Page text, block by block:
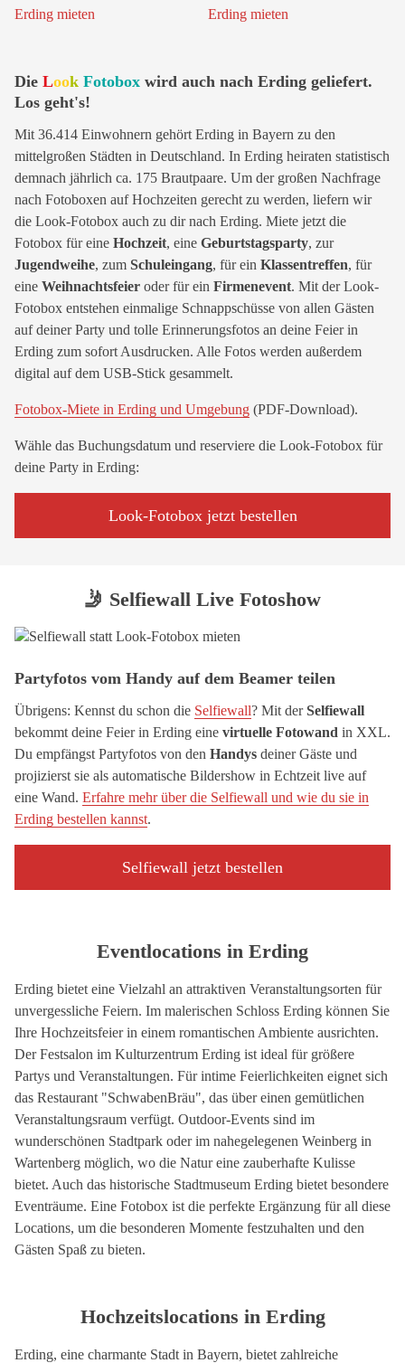
Die Look Fotobox wird auch nach Erding geliefert.
Los geht's!
Mit 36.414 Einwohnern gehört Erding in Bayern zu den
mittelgroßen Städten in Deutschland. In Erding heiraten statistisch
demnach jährlich ca. 175 Brautpaare. Um der großen Nachfrage
nach Fotoboxen auf Hochzeiten gerecht zu werden, liefern wir
die Look-Fotobox auch zu dir nach Erding. Miete jetzt die
Fotobox für eine Hochzeit, eine Geburtstagsparty, zur
Jugendweihe, zum Schuleingang, für ein Klassentreffen, für
eine Weihnachtsfeier oder für ein Firmenevent. Mit der Look-
Fotobox entstehen einmalige Schnappschüsse von allen Gästen
auf deiner Party und tolle Erinnerungsfotos an deine Feier in
Erding zum sofort Ausdrucken. Alle Fotos werden außerdem
digital auf dem USB-Stick gesammelt.
Fotobox-Miete in Erding und Umgebung (PDF-Download).
Wähle das Buchungsdatum und reserviere die Look-Fotobox für
deine Party in Erding:
Look-Fotobox jetzt bestellen
🤳 Selfiewall Live Fotoshow
Partyfotos vom Handy auf dem Beamer teilen
Übrigens: Kennst du schon die Selfiewall? Mit derSelfiewall
bekommt deine Feier in Erding eine virtuelle Fotowand in XXL.
Du empfängst Partyfotos von den Handys deiner Gäste und
projizierst sie als automatische Bildershow in Echtzeit live auf
eine Wand. Erfahre mehr über die Selfiewall und wie du sie in
Erding bestellen kannst.
Selfiewall jetzt bestellen
Eventlocations in Erding
Erding bietet eine Vielzahl an attraktiven Veranstaltungsorten für
unvergessliche Feiern. Im malerischen Schloss Erding können Sie
Ihre Hochzeitsfeier in einem romantischen Ambiente ausrichten.
Der Festsalon im Kulturzentrum Erding ist ideal für größere
Partys und Veranstaltungen. Für intime Feierlichkeiten eignet sich
das Restaurant "SchwabenBräu", das über einen gemütlichen
Veranstaltungsraum verfügt. Outdoor-Events sind im
wunderschönen Stadtpark oder im nahegelegenen Weinberg in
Wartenberg möglich, wo die Natur eine zauberhafte Kulisse
bietet. Auch das historische Stadtmuseum Erding bietet besondere
Eventräume. Eine Fotobox ist die perfekte Ergänzung für all diese
Locations, um die besonderen Momente festzuhalten und den
Gästen Spaß zu bieten.
Hochzeitslocations in Erding
Erding, eine charmante Stadt in Bayern, bietet zahlreiche